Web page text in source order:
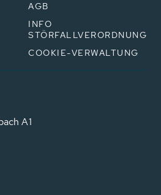
AGB
INFO
STÖRFALLVERORDNUNG
COOKIE-VERWALTUNG
A1